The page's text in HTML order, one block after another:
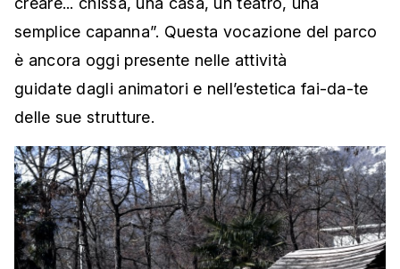
semplice capanna”. Questa vocazione del parco
è ancora oggi presente nelle attività
guidate dagli animatori e nell’estetica fai-da-te
delle sue strutture.